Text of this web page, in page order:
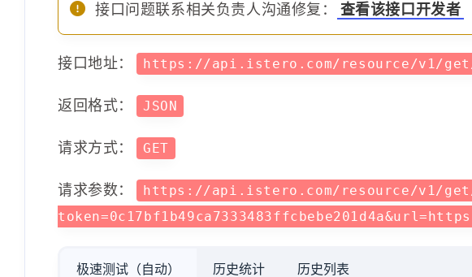
接口问题联系相关负责人沟通修复： 查看该接口开发者
接口地址： https://api.istero.com/resource/v1/
返回格式： JSON
请求方式： GET
请求参数：
https://api.istero.com/resource/v1/
极速测试（自动） 历史统计 历史列表